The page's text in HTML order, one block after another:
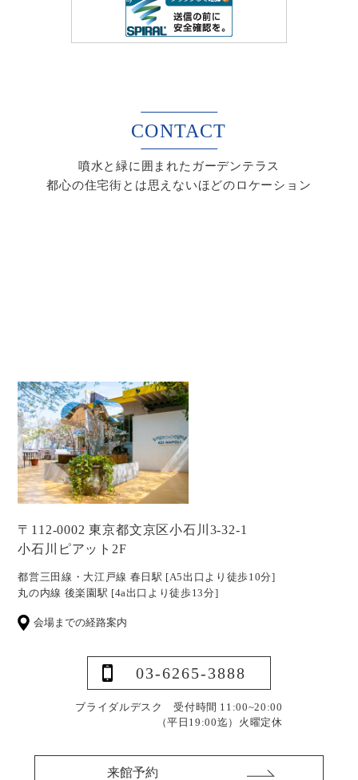
CONTACT
噴水と緑に囲まれたガーデンテラス
都心の住宅街とは思えないほどのロケーション
〒112-0002 東京都文京区小石川3-32-1
小石川ピアット2F
都営三田線・大江戸線 春日駅 [A5出口より徒歩10分]
丸の内線 後楽園駅 [4a出口より徒歩13分]
会場までの経路案内
03-6265-3888
ブライダルデスク 受付時間 11:00~20:00
（平日19:00迄） 火曜定休
来館予約